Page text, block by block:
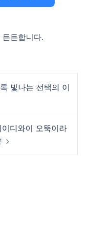
든합니다.
빛나는 선택의 이
디와이 오뚝이라